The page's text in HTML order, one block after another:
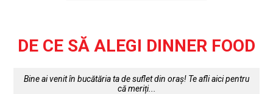
DE CE SĂ ALEGI DINNER FOOD
Bine ai venit în bucătăria ta de suflet din oraș! Te afli aici pentru
că meriți...